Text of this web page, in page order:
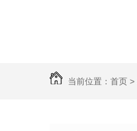
当前位置： 首页 >